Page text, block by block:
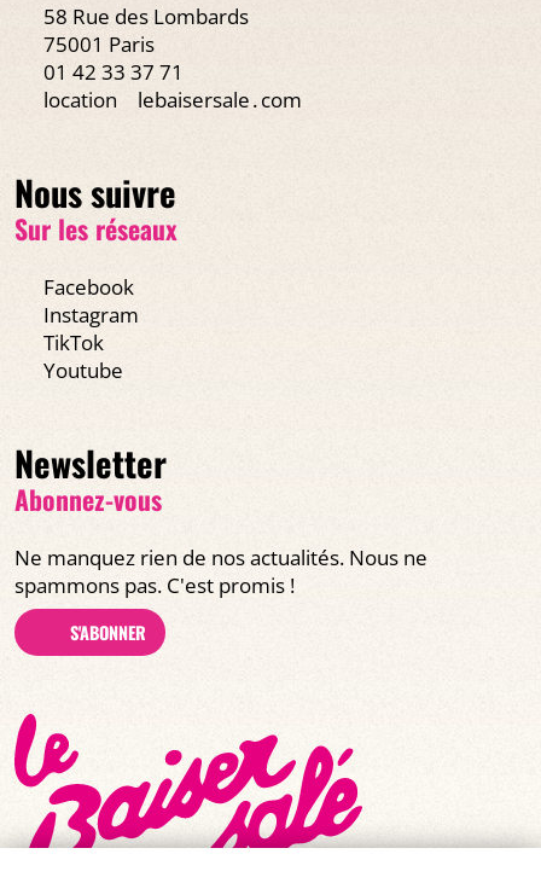
58 Rue des Lombards
75001 Paris
01 42 33 37 71
location
lebaisersale․com
Nous suivre
Sur les réseaux
Facebook
Instagram
TikTok
Youtube
Newsletter
Abonnez-vous
Ne manquez rien de nos actualités. Nous ne
spammons pas. C'est promis !
S'ABONNER